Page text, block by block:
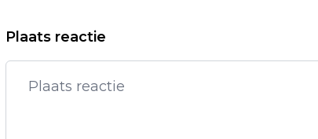
Vorig artikel
COUREUR ALBON BRENGT EERBETOON
AAN 'WILLIAMS-LEGENDE' MANSELL
Plaats reactie